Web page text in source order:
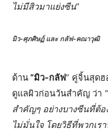
ไม่มีสิวมาแย่งซีน”
มิว-ศุภศิษฏ์ และ กลัฟ-คณาวุฒิ
ด้าน“มิว-กลัฟ” คู่จิ้นสุดฮ
ดูแลผิวก่อนวันสำคัญ ว่า
สำคัญๆ อย่างบางซีนที่ต้อ
ไม่มั่นใจ โดยวิธีที่พวกเร